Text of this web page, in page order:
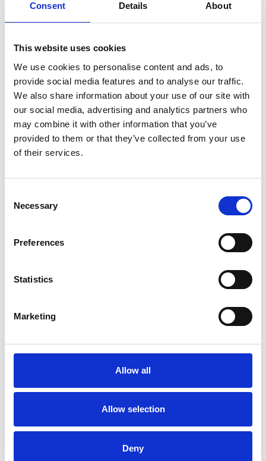
Consent Details About
This website uses cookies
We use cookies to personalise content and ads, to
provide social media features and to analyse our traffic.
We also share information about your use of our site with
our social media, advertising and analytics partners who
may combine it with other information that you’ve
provided to them or that they’ve collected from your use
of their services.
Selection
Necessary
Preferences
Statistics
Marketing
Allow all
Allow selection
Deny
MOHLO BY VÁS ZAUJÍMAŤ
Džem čučoriedka 4kg Riso
18,20 € s DPH
Džem Sama marhuľa 340g Riso